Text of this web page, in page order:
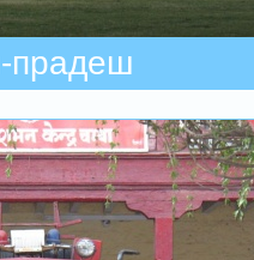
прадеш